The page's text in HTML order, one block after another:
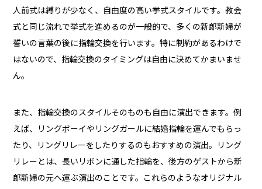
人前式は縛りが少なく、自由度の高い挙式スタイルです。教会
式と同じ流れで挙式を進めるのが一般的で、多くの新郎新婦が
誓いの言葉の後に指輪交換を行います。特に制約があるわけで
はないので、指輪交換のタイミングは自由に決めてかまいませ
ん。
また、指輪交換のスタイルそのものも自由に演出できます。例
えば、リングボーイやリングガールに結婚指輪を運んでもらっ
たり、リングリレーをしたりするのもおすすめの演出。リング
リレーとは、長いリボンに通した指輪を、後方のゲストから新
郎新婦の元へ運ぶ演出のことです。これらのようなオリジナル